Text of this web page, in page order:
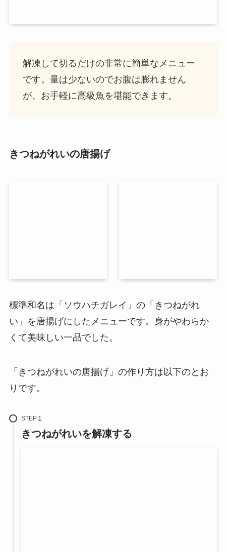
解凍して切るだけの非常に簡単なメニュー
です。量は少ないのでお腹は膨れません
が、お手軽に高級魚を堪能できます。
きつねがれいの唐揚げ
標準和名は「ソウハチガレイ」の「きつねがれ
い」を唐揚げにしたメニューです。 身がやわらか
くて美味しい一品でした。
「きつねがれいの唐揚げ」の作り方は以下のとお
りです。
STEP
きつねがれいを解凍する